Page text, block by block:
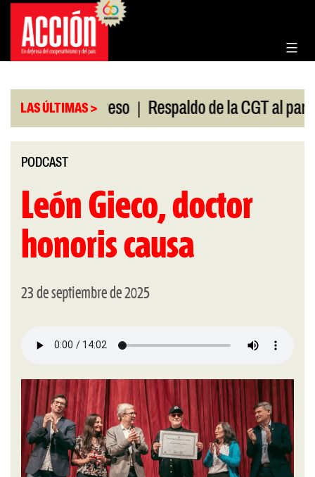
Saltar
contenido
LAS ÚLTIMAS >
en el Congreso | Respaldo de la CGT al paro
PODCAST
León Gieco, doctor
honoris causa
23 de septiembre de 2025